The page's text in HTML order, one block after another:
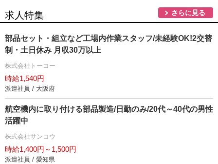
求人特集 さらに見る
部品セット・組立など工場内作業スタッフ/未経験OK!2交替
制・土日休み 月収30万以上
株式会社トーコー
時給1,540円
派遣社員 / 大阪府
航空機内に取り付ける部品製造/日勤のみ/20代～40代の男性
活躍中
株式会社サンコウ
時給1,400円～1,500円
派遣社員 / 愛知県